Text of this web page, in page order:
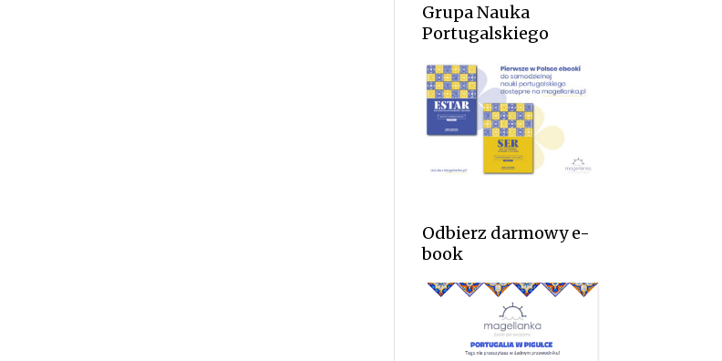
Grupa Nauka
Portugalskiego
Odbierz darmowy e-
book